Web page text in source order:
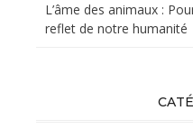
L’âme des animaux :
reflet de notre humanité